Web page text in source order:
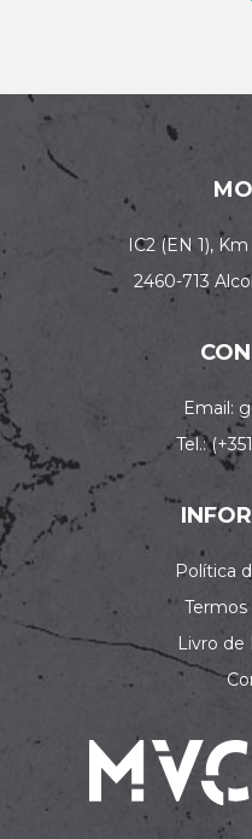
IC2 (EN 1),
2460-713
Email:
Tel.:
Política
Livro de